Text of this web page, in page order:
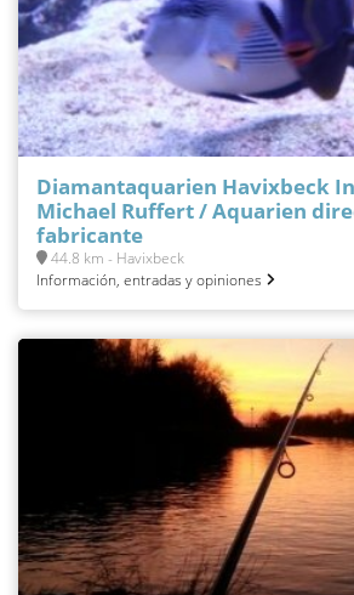
Diamantaquarien Havixbeck
Michael Ruffert / Aquarien
fabricante
44.8 km - Havixbeck
Información, entradas y opiniones